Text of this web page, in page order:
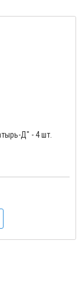
Д" - 4 шт.